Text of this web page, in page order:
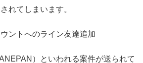
れてしまいます。
ントへのライン友達追加
）といわれる案件が送られて